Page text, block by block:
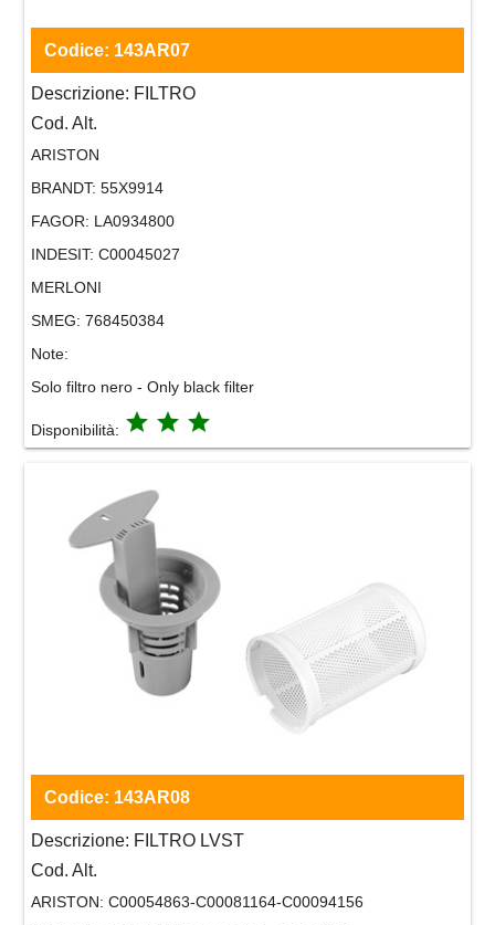
Codice: 143AR07
Descrizione: FILTRO
Cod. Alt.
ARISTON
BRANDT: 55X9914
FAGOR: LA0934800
INDESIT: C00045027
MERLONI
SMEG: 768450384
Note:
Solo filtro nero - Only black filter
Disponibilità: grade grade grade
Codice: 143AR08
Descrizione: FILTRO LVST
Cod. Alt.
ARISTON: C00054863-C00081164-C00094156